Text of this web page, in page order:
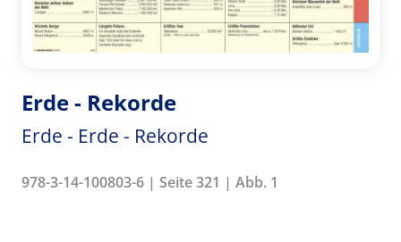
Erde - Rekorde
Erde - Erde - Rekorde
978-3-14-100803-6 | Seite 321 | Abb. 1